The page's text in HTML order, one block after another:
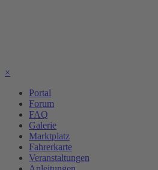
×
Portal
Forum
FAQ
Galerie
Marktplatz
Fahrerkarte
Veranstaltungen